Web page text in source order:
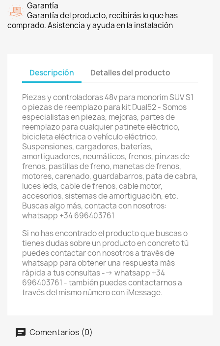
Garantía
Garantía del producto, recibirás lo que has
comprado. Asistencia y ayuda en la instalación
Descripción Detalles del producto
Piezas y controladoras 48v para monorim SUV S1
o piezas de reemplazo para kit Dual52 - Somos
especialistas en piezas, mejoras, partes de
reemplazo para cualquier patinete eléctrico,
bicicleta eléctrica o vehículo eléctrico.
Suspensiones, cargadores, baterías,
amortiguadores, neumáticos, frenos, pinzas de
frenos, pastillas de freno, manetas de frenos,
motores, carenado, guardabarros, pata de cabra,
luces leds, cable de frenos, cable motor,
accesorios, sistemas de amortiguación, etc.
Buscas algo más, contacta con nosotros:
whatsapp +34 696403761
Si no has encontrado el producto que buscas o
tienes dudas sobre un producto en concreto tú
puedes contactar con nosotros a través de
whatsapp para obtener una respuesta más
rápida a tus consultas --> whatsapp +34
696403761 - también puedes contactarnos a
través del mismo número con iMessage.
Comentarios (0)